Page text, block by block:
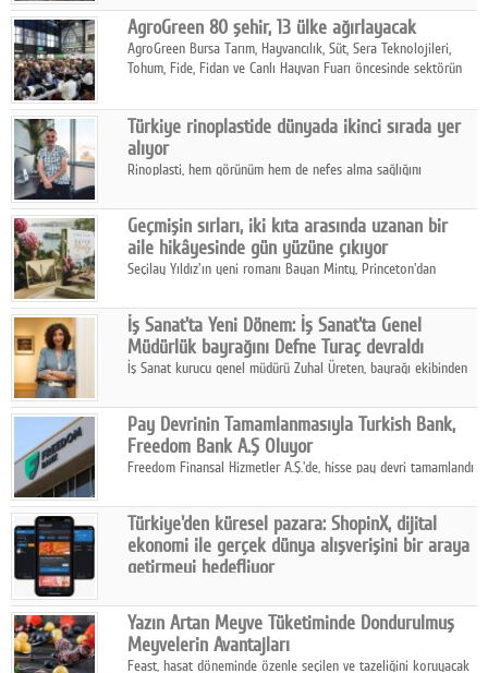
sonbaharın tasarım kodlarını açıklıyor.
AgroGreen 80 şehir, 13 ülke ağırlayacak
AgroGreen Bursa Tarım, Hayvancılık, Süt, Sera Teknolojileri,
Tohum, Fide, Fidan ve Canlı Hayvan Fuarı öncesinde sektörün
Türkiye rinoplastide dünyada ikinci sırada yer
alıyor
Rinoplasti, hem görünüm hem de nefes alma sağlığını
biri konumunda.
Geçmişin sırları, iki kıta arasında uzanan bir
aile hikâyesinde gün yüzüne çıkıyor
Seçilay Yıldız'ın yeni romanı Bayan Minty, Princeton'dan
katmanlı bir aile hikâyesi anlatıyor.
İş Sanat'ta Yeni Dönem: İş Sanat'ta Genel
Müdürlük bayrağını Defne Turaç devraldı
İş Sanat kurucu genel müdürü Zuhal Üreten, bayrağı ekibinden
Pay Devrinin Tamamlanmasıyla Turkish Bank,
Freedom Bank A.Ş Oluyor
Freedom Finansal Hizmetler A.Ş.'de, hisse pay devri tamamlandı
Turkish Bank'ın ticaret unvanının “Freedom Bank A.Ş.” olmasına
karar verildi.
Türkiye'den küresel pazara: ShopinX, dijital
ekonomi ile gerçek dünya alışverişini bir araya
getirmeyi hedefliyor
ekonomi ile gerçek dünya alışveriş deneyimi arasında köprü
kurmayı hedefleyen vizyonuyla uluslararası pazarlara açılıyor.
Yazın Artan Meyve Tüketiminde Dondurulmuş
Meyvelerin Avantajları
Feast, hasat döneminde özenle seçilen ve tazeliğini koruyacak